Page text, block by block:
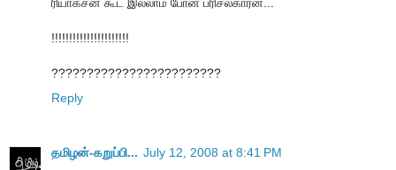
!!!!!!!!!!!!!!!!!!!!!!
????????????????????????
Reply
தமிழன்-கறுப்பி... July 12, 2008 at 8:41 PM